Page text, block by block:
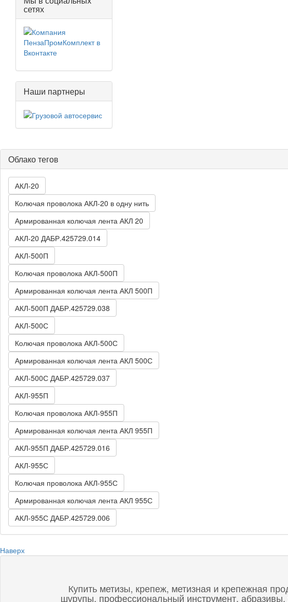
сетях
Наши партнеры
Облако тегов
АКЛ-20
Колючая проволока АКЛ-20 в одну нить
Армированная колючая лента АКЛ 20
АКЛ-20 ДАБР.425729.014
АКЛ-500П
Колючая проволока АКЛ-500П
Армированная колючая лента АКЛ 500П
АКЛ-500П ДАБР.425729.038
АКЛ-500С
Колючая проволока АКЛ-500С
Армированная колючая лента АКЛ 500С
АКЛ-500С ДАБР.425729.037
АКЛ-955П
Колючая проволока АКЛ-955П
Армированная колючая лента АКЛ 955П
АКЛ-955П ДАБР.425729.016
АКЛ-955С
Колючая проволока АКЛ-955С
Армированная колючая лента АКЛ 955С
АКЛ-955С ДАБР.425729.006
Наверх
Купить метизы, крепеж, метизная и крепежная
шурупы, профессиональный инструмент,